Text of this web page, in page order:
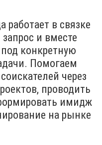
работает в связке
и вместе
конкретную
Помогаем
через
проводить
имидж
на рынке